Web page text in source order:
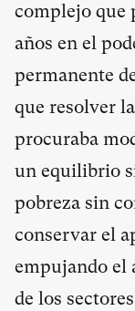
complejo que
años en el
permanente
que resolver
procuraba
un equilibrio
pobreza sin
conservar el
empujando el
de los